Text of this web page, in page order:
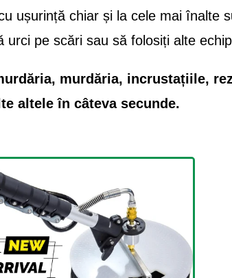
ușurință chiar și la cele mai înalte
pe scări sau să folosiți alte
murdăria, incrustațiile,
altele în câteva secunde.